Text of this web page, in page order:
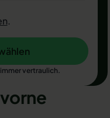
.
vertraulich.